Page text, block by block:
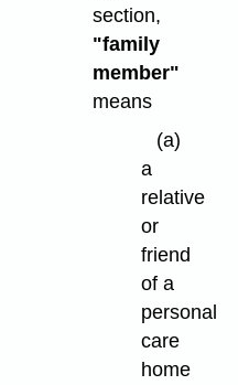
section,
"family
member"
means
(a)
a
relative
or
friend
of a
personal
care
home